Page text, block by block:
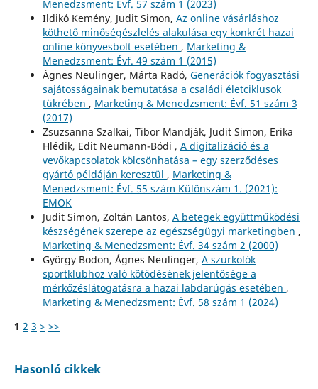
Menedzsment: Évf. 57 szám 1 (2023)
Ildikó Kemény, Judit Simon, Az online vásárláshoz
köthető minőségészlelés alakulása egy konkrét hazai
online könyvesbolt esetében , Marketing &
Menedzsment: Évf. 49 szám 1 (2015)
Ágnes Neulinger, Márta Radó, Generációk fogyasztási
sajátosságainak bemutatása a családi életciklusok
tükrében , Marketing & Menedzsment: Évf. 51 szám 3
(2017)
Zsuzsanna Szalkai, Tibor Mandják, Judit Simon, Erika
Hlédik, Edit Neumann-Bódi , A digitalizáció és a
vevőkapcsolatok kölcsönhatása – egy szerződéses
gyártó példáján keresztül , Marketing &
Menedzsment: Évf. 55 szám Különszám 1. (2021):
EMOK
Judit Simon, Zoltán Lantos, A betegek együttműködési
készségének szerepe az egészségügyi marketingben ,
Marketing & Menedzsment: Évf. 34 szám 2 (2000)
György Bodon, Ágnes Neulinger, A szurkolók
sportklubhoz való kötődésének jelentősége a
mérkőzéslátogatásra a hazai labdarúgás esetében ,
Marketing & Menedzsment: Évf. 58 szám 1 (2024)
1 2 3 > >>
Hasonló cikkek